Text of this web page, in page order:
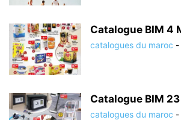
Catalogue BIM 4
catalogues du maroc -
Catalogue BIM
catalogues du maroc -